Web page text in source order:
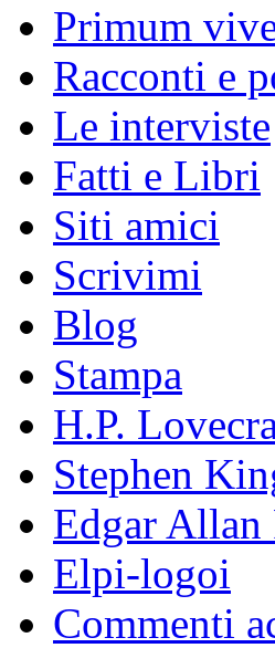
Primum
Racconti e
Le interviste
Fatti e Libri
Siti amici
Scrivimi
Blog
Stampa
H.P.
Stephen
Edgar Allan
Elpi-logoi
Commenti